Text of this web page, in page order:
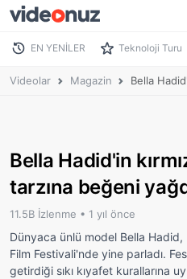
EN YENİLER Teknoloji Turu
Videolar Magazin Bella
Bella Hadid'in
tarzına beğeni
11.5B İzlenme • 1 yıl önce
Dünyaca ünlü model Bella
Film Festivali'nde yine parladı.
getirdiği sıkı kıyafet kurallarına